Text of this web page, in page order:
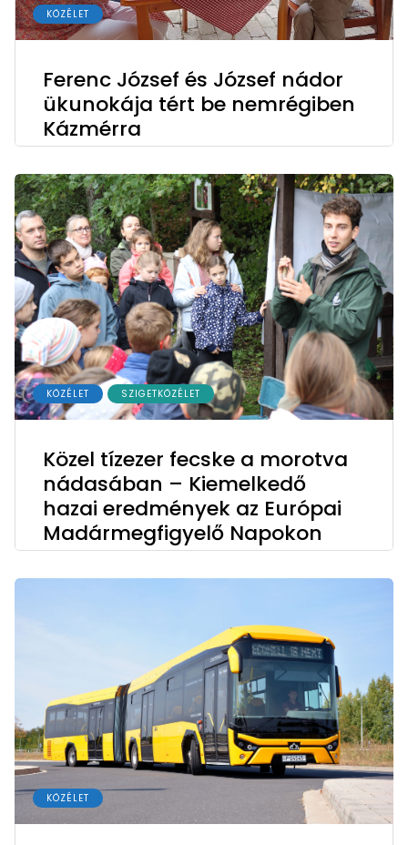
KÖZÉLET
Ferenc József és József nádor
ükunokája tért be nemrégiben
Kázmérra
KÖZÉLET SZIGETKÖZÉLET
Közel tízezer fecske a morotva
nádasában – Kiemelkedő
hazai eredmények az Európai
Madármegfigyelő Napokon
KÖZÉLET